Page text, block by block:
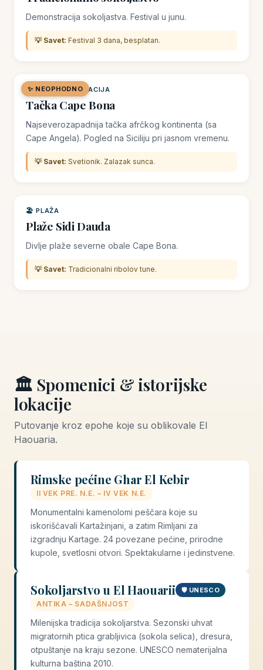
Demonstracija sokoljastva. Festival u junu.
💡 Savet: Festival 3 dana, besplatan.
✨ NEOPHODNO
🌿 PRIRODNA LOKACIJA
Tačka Cape Bona
Najseverozapadnija tačka afrčkog kontinenta (sa
Cape Angela). Pogled na Siciliju pri jasnom vremenu.
💡 Savet: Svetionik. Zalazak sunca.
🏖️ PLAŽA
Plaže Sidi Dauda
Divlje plaže severne obale Cape Bona.
💡 Savet: Tradicionalni ribolov tune.
🏛️ Spomenici & istorijske
lokacije
Putovanje kroz epohe koje su oblikovale El
Haouaria.
Rimske pećine Ghar El Kebir
II VEK PRE. N.E. – IV VEK N.E.
Monumentalni kamenolomi peščara koje su
iskorišćavali Kartažinjani, a zatim Rimljani za
izgradnju Kartage. 24 povezane pećine, prirodne
kupole, svetlosni otvori. Spektakularne i jedinstvene.
Sokoljarstvo u El Haouarii 🛡️ UNESCO
ANTIKA – SADAŠNJOST
Milenijska tradicija sokoljarstva. Sezonski uhvat
migratornih ptica grabljivica (sokola selica), dresura,
otpuštanje na kraju sezone. UNESCO nematеrijalna
kulturna baština 2010.